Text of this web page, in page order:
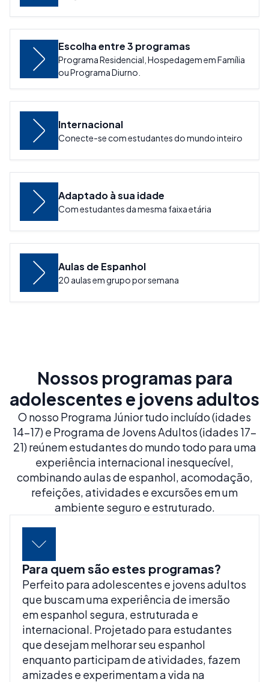
Escolha entre 3 programas
Programa Residencial, Hospedagem em Família
ou Programa Diurno.
Internacional
Conecte-se com estudantes do mundo inteiro
Adaptado à sua idade
Com estudantes da mesma faixa etária
Aulas de Espanhol
20 aulas em grupo por semana
Nossos programas para
adolescentes e jovens adultos
O nosso Programa Júnior tudo incluído (idades
14-17) e Programa de Jovens Adultos (idades 17–
21) reúnem estudantes do mundo todo para uma
experiência internacional inesquecível,
combinando aulas de espanhol, acomodação,
refeições, atividades e excursões em um
ambiente seguro e estruturado.
Para quem são estes programas?
Perfeito para adolescentes e jovens adultos
que buscam uma experiência de imersão
em espanhol segura, estruturada e
internacional. Projetado para estudantes
que desejam melhorar seu espanhol
enquanto participam de atividades, fazem
amizades e experimentam a vida na